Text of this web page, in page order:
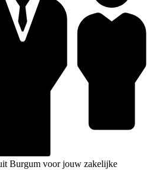
Burgum voor jouw zakelijke